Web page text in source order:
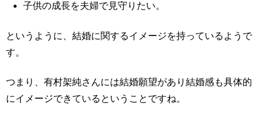
子供の成長を夫婦で見守りたい。
というように、結婚に関するイメージを持っているようで
す。
つまり、有村架純さんには結婚願望があり結婚感も具体的
にイメージできているということですね。